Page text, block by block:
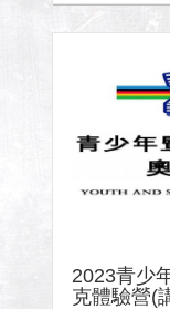
2023青少
克體驗營(